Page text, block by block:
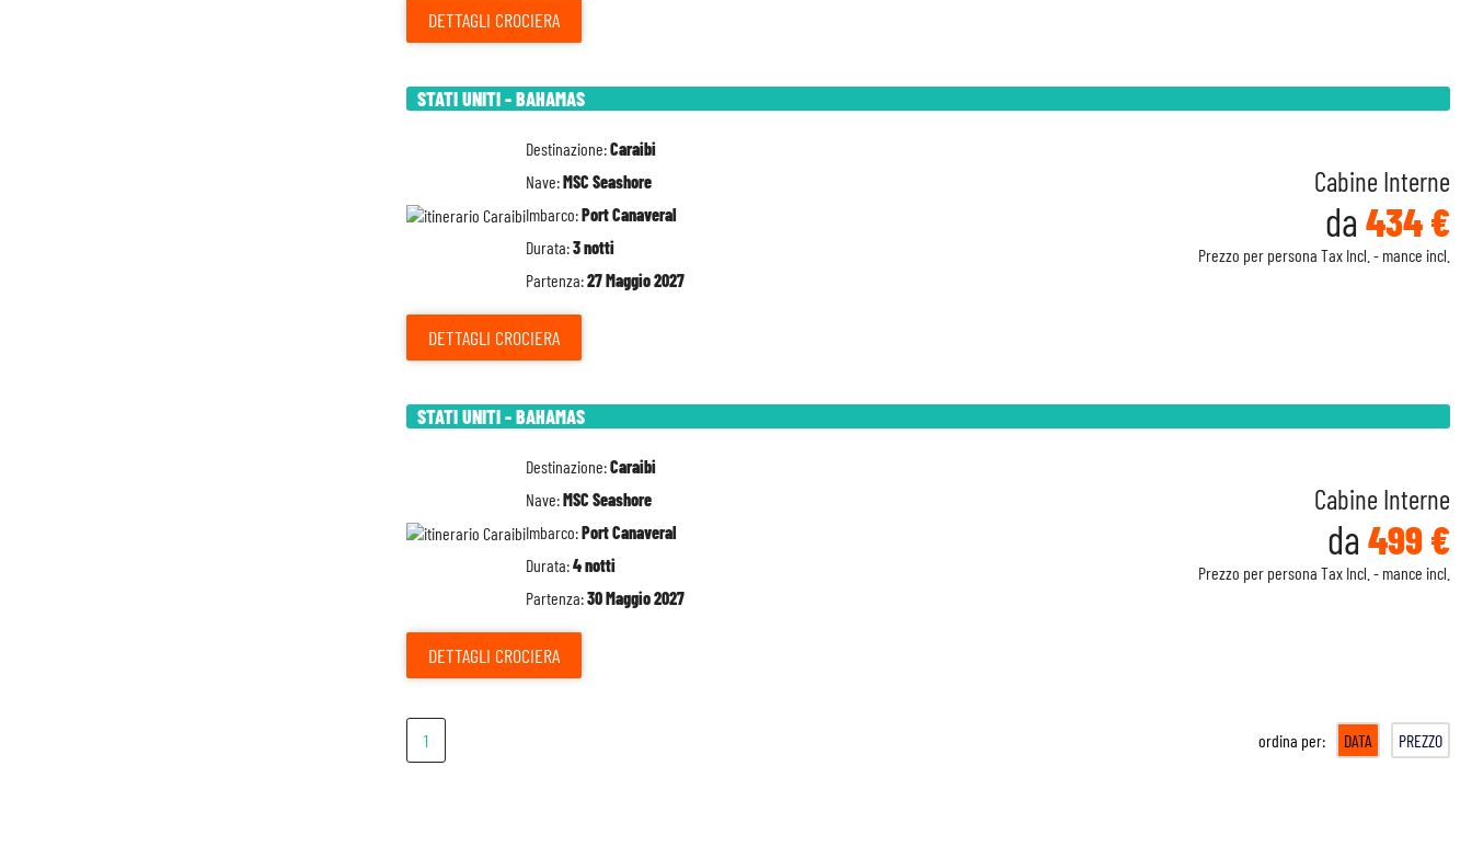
DETTAGLI CROCIERA
STATI UNITI - BAHAMAS
Destinazione:Caraibi
Nave:MSC Seashore
Imbarco:Port Canaveral
Durata:3 notti
Partenza:27 Maggio 2027
Cabine Interne
da 434 €
Prezzo per persona Tax Incl. - mance incl.
DETTAGLI CROCIERA
STATI UNITI - BAHAMAS
Destinazione:Caraibi
Nave:MSC Seashore
Imbarco:Port Canaveral
Durata:4 notti
Partenza:30 Maggio 2027
Cabine Interne
da 499 €
Prezzo per persona Tax Incl. - mance incl.
DETTAGLI CROCIERA
1 ordina per: DATA PREZZO